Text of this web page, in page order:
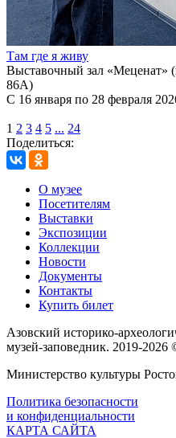
Там где я живу
Выставочный зал «Меценат»
86А)
С 16 января по 28 февраля
1 2 3 4 5 ... 24
Поделиться:
О музее
Посетителям
Выставки
Экспозиции
Коллекции
Новости
Документы
Контакты
Купить билет
Азовский
музей‑заповедник. 2019-2026
Министерство культуры
Политика безопасности
и конфиденциальности
КАРТА САЙТА